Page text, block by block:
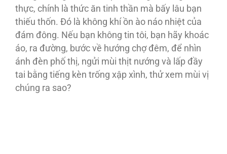
thực, chính là thức ăn tinh thần mà bấy lâu bạn
thiếu thốn. Ðó là không khí ồn ào náo nhiệt của
đám đông. Nếu bạn không tin tôi, bạn hãy khoác
áo, ra đường, bước về hướng chợ đêm, để nhìn
ánh đèn phố thị, ngửi mùi thịt nướng và lấp đầy
tai bằng tiếng kèn trống xập xình, thử xem mùi vị
chúng ra sao?